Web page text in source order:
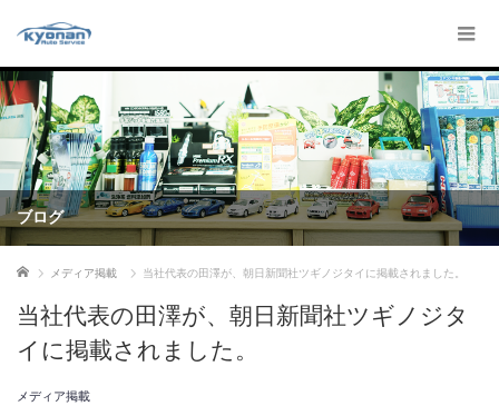
ブログ
ホーム メディア掲載 当社代表の田澤が、朝日新聞社ツギノジタイに掲載されました。
当社代表の田澤が、朝日新聞社ツギノジタ
イに掲載されました。
メディア掲載